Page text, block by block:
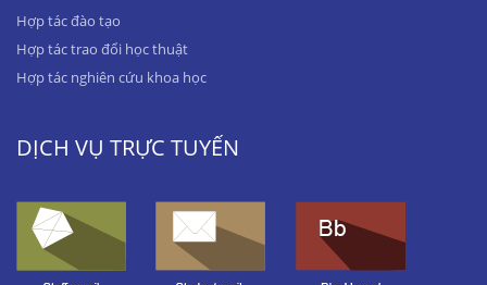
Hợp tác đào tạo
Hợp tác trao đổi học thuật
Hợp tác nghiên cứu khoa học
DỊCH VỤ TRỰC TUYẾN